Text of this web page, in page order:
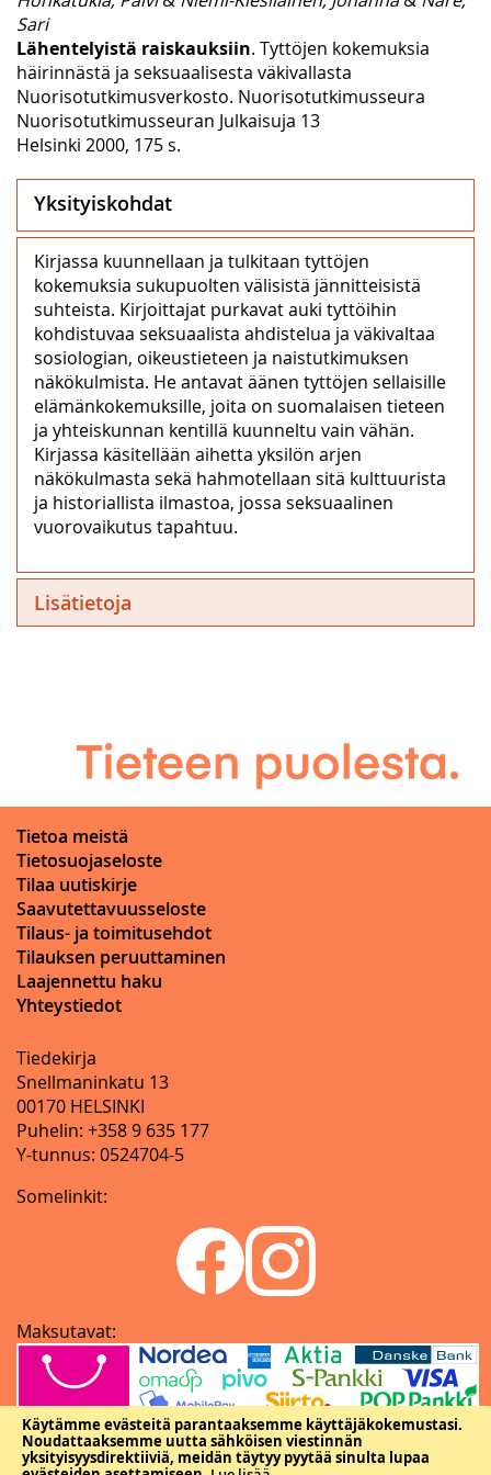
Käytämme evästeitä parantaaksemme käyttäjäkokemustasi.
Noudattaaksemme uutta sähköisen viestinnän
yksityisyysdirektiiviä, meidän täytyy pyytää sinulta lupaa
Sari
Lähentelyistä raiskauksiin. Tyttöjen kokemuksia
häirinnästä ja seksuaalisesta väkivallasta
Nuorisotutkimusverkosto. Nuorisotutkimusseura
Nuorisotutkimusseuran Julkaisuja 13
Helsinki 2000, 175 s.
Yksityiskohdat
Kirjassa kuunnellaan ja tulkitaan tyttöjen
kokemuksia sukupuolten välisistä jännitteisistä
suhteista. Kirjoittajat purkavat auki tyttöihin
kohdistuvaa seksuaalista ahdistelua ja väkivaltaa
sosiologian, oikeustieteen ja naistutkimuksen
näkökulmista. He antavat äänen tyttöjen sellaisille
elämänkokemuksille, joita on suomalaisen tieteen
ja yhteiskunnan kentillä kuunneltu vain vähän.
Kirjassa käsitellään aihetta yksilön arjen
näkökulmasta sekä hahmotellaan sitä kulttuurista
ja historiallista ilmastoa, jossa seksuaalinen
vuorovaikutus tapahtuu.
Lisätietoja
Tietoa meistä
Tietosuojaseloste
Tilaa uutiskirje
Saavutettavuusseloste
Tilaus- ja toimitusehdot
Tilauksen peruuttaminen
Laajennettu haku
Yhteystiedot
Tiedekirja
Snellmaninkatu 13
00170 HELSINKI
Puhelin: +358 9 635 177
Y-tunnus: 0524704-5
Somelinkit:
Maksutavat: